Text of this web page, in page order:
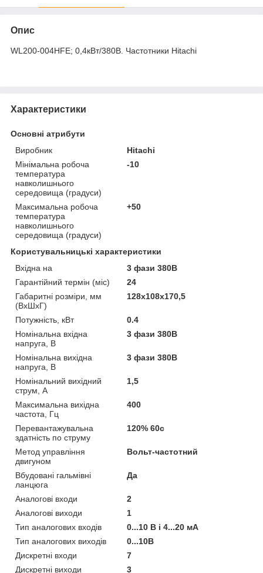
Опис
WL200-004НFE; 0,4кВт/380В. Частотники Hitachi
Характеристики
Основні атрибути
Виробник
Hitachi
Мінімальна робоча
температура
навколишнього
середовища (градуси)
-10
Максимальна робоча
температура
навколишнього
середовища (градуси)
+50
Користувальницькі характеристики
Вхідна на
3 фази 380В
Гарантійний термін (міс)
24
Габаритні розміри, мм
(ВхШхГ)
128х108х170,5
Потужність, кВт
0.4
Номінальна вхідна
напруга, В
3 фази 380В
Номінальна вихідна
напруга, В
3 фази 380В
Номінальний вихідний
струм, А
1,5
Максимальна вихідна
частота, Гц
400
Перевантажувальна
здатність по струму
120% 60с
Метод управління
двигуном
Вольт-частотний
Вбудовані гальмівні
ланцюга
Да
Аналогові входи
2
Аналогові виходи
1
Тип аналогових входів
0...10 В і 4...20 мА
Тип аналогових виходів
0...10В
Дискретні входи
7
Дискретні виходи
3